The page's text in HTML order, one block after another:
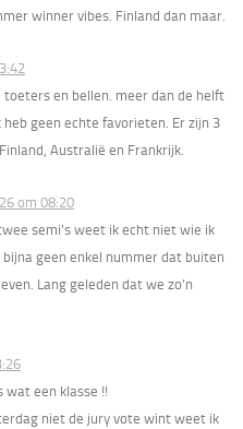
winner vibes. Finland dan maar.
toeters en bellen. meer dan de helft
geen echte favorieten. Er zijn 3
Australië en Frankrijk.
om 08:20
semi’s weet ik echt niet wie ik
geen enkel nummer dat buiten
Lang geleden dat we zo’n
wat een klasse !!
niet de jury vote wint weet ik